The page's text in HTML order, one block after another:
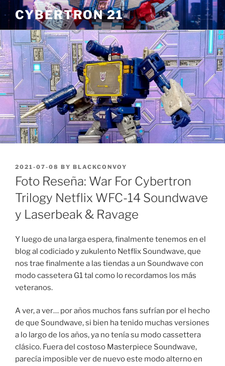
Skip
to
content
CYBERTRON 21
POSTED
ON
2021-07-08 BY BLACKCONVOY
Foto Reseña: War For Cybertron
Trilogy Netflix WFC-14 Soundwave
y Laserbeak & Ravage
Y luego de una larga espera, finalmente tenemos en el
blog al codiciado y zukulento Netflix Soundwave, que
nos trae finalmente a las tiendas a un Soundwave con
modo cassetera G1 tal como lo recordamos los más
veteranos.
A ver, a ver… por años muchos fans sufrían por el hecho
de que Soundwave, si bien ha tenido muchas versiones
a lo largo de los años, ya no tenía su modo cassettera
clásico. Fuera del costoso Masterpiece Soundwave,
parecía imposible ver de nuevo este modo alterno en